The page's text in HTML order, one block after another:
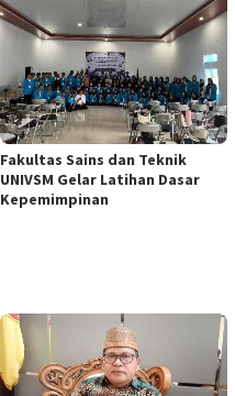
Fakultas Sains dan Teknik
UNIVSM Gelar Latihan Dasar
Kepemimpinan